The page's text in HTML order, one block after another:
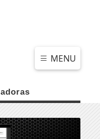
MENU